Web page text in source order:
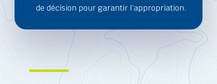
de décision pour garantir l’appropriation.